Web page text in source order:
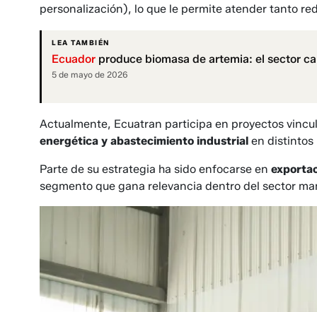
personalización), lo que le permite atender tanto
LEA TAMBIÉN
Ecuador produce biomasa de artemia: el sector
5 de mayo de 2026
Actualmente, Ecuatran participa en proyectos
energética y abastecimiento industrial en distintos
Parte de su estrategia ha sido enfocarse en
segmento que gana relevancia dentro del sector